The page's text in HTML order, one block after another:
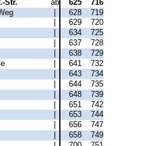
Str. ab 625
716
| 628
719
629
720
634
725
637
728
638
729
641
732
643
734
644
735
| 648
739
| 651
742
653
744
656
747
658
749